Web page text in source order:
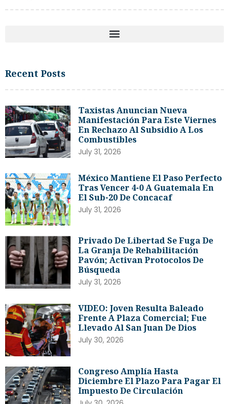
Recent Posts
Taxistas Anuncian Nueva
Manifestación Para Este Viernes
En Rechazo Al Subsidio A Los
Combustibles
July 31, 2026
México Mantiene El Paso Perfecto
Tras Vencer 4-0 A Guatemala En
El Sub-20 De Concacaf
July 31, 2026
Privado De Libertad Se Fuga De
La Granja De Rehabilitación
Pavón; Activan Protocolos De
Búsqueda
July 31, 2026
VIDEO: Joven Resulta Baleado
Frente A Plaza Comercial; Fue
Llevado Al San Juan De Dios
July 30, 2026
Congreso Amplía Hasta
Diciembre El Plazo Para Pagar El
Impuesto De Circulación